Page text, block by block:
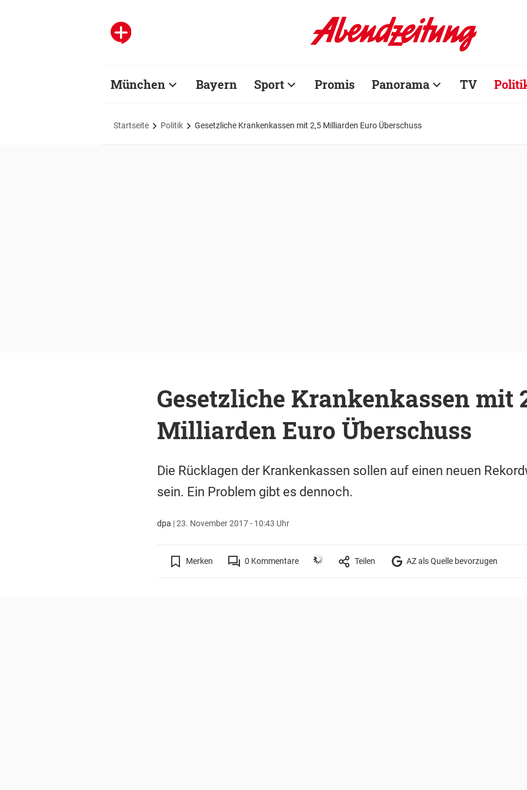
München Bayern Sport Promis Panorama TV
Startseite Politik Gesetzliche Krankenkassen mit 2,5 Milliarden Euro Überschuss
Gesetzliche Krankenkassen mit
Milliarden Euro Überschuss
Die Rücklagen der Krankenkassen sollen auf einen neuen
sein. Ein Problem gibt es dennoch.
dpa |23. November 2017 - 10:43 Uhr
Merken 0 Kommentare Teilen AZ als Quelle bevorzugen